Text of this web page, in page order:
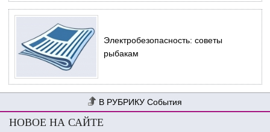
Электробезопасность: советы
рыбакам
События
НОВОЕ НА САЙТЕ